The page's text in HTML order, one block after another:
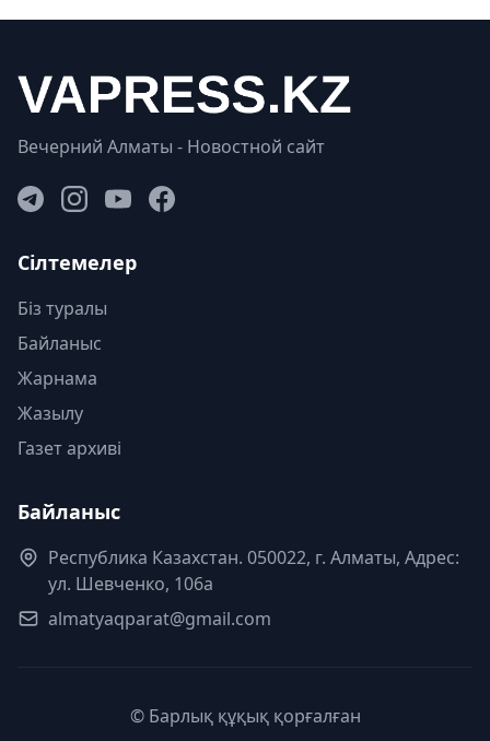
Вечерний Алматы - Новостной сайт
Сілтемелер
Біз туралы
Байланыс
Жарнама
Жазылу
Газет архиві
Байланыс
Республика Казахстан. 050022, г. Алматы, Адрес:
ул. Шевченко, 106а
almatyaqparat@gmail.com
© Барлық құқық қорғалған